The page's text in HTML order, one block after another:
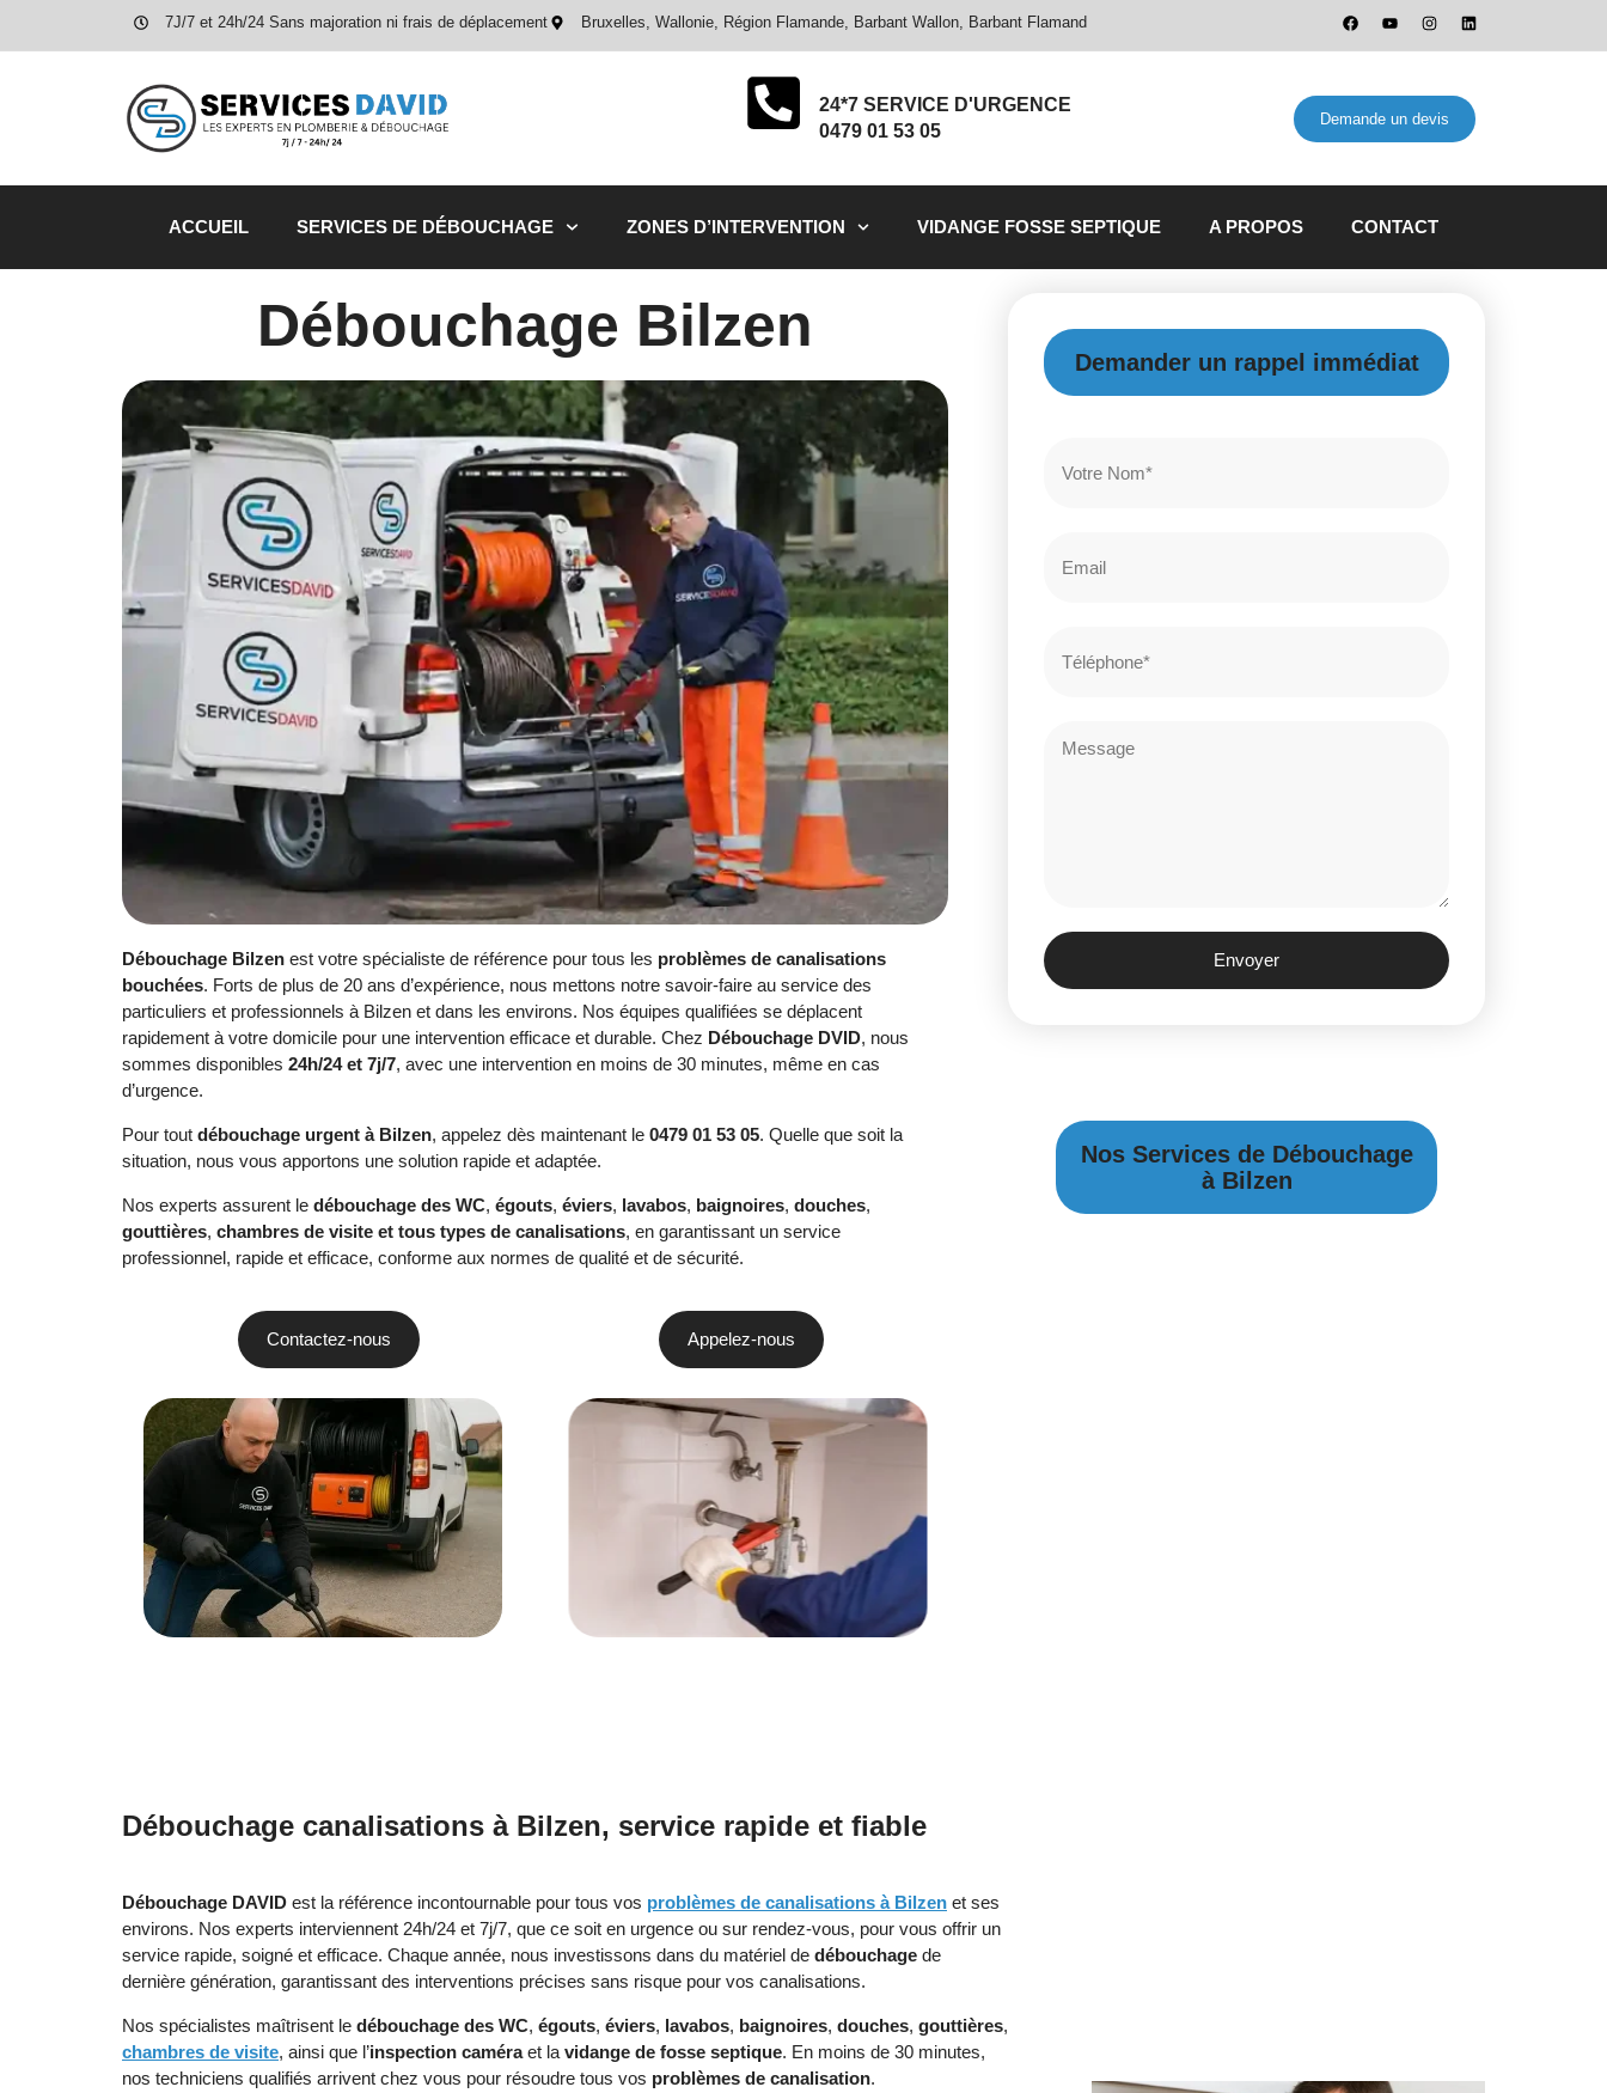
7J/7 et 24h/24 Sans majoration ni frais de déplacement Bruxelles, Wallonie, Région Flamande, Barbant Wallon, Barbant Flamand
24*7 SERVICE D'URGENCE
0479 01 53 05
Demande un devis
ACCUEIL SERVICES DE DÉBOUCHAGE ZONES D’INTERVENTION VIDANGE FOSSE SEPTIQUE A PROPOS CONTACT
Débouchage Bilzen
Débouchage Bilzen est votre spécialiste de référence pour tous les problèmes de canalisations
bouchées. Forts de plus de 20 ans d’expérience, nous mettons notre savoir-faire au service des
particuliers et professionnels à Bilzen et dans les environs. Nos équipes qualifiées se déplacent
rapidement à votre domicile pour une intervention efficace et durable. Chez Débouchage DVID, nous
sommes disponibles 24h/24 et 7j/7, avec une intervention en moins de 30 minutes, même en cas
d’urgence.
Pour tout débouchage urgent à Bilzen, appelez dès maintenant le 0479 01 53 05. Quelle que soit la
situation, nous vous apportons une solution rapide et adaptée.
Nos experts assurent le débouchage des WC, égouts, éviers, lavabos, baignoires, douches,
gouttières, chambres de visite et tous types de canalisations, en garantissant un service
professionnel, rapide et efficace, conforme aux normes de qualité et de sécurité.
Contactez-nous Appelez-nous
Demander un rappel immédiat
Envoyer
Nos Services de Débouchage
à Bilzen
Débouchage canalisations à Bilzen, service rapide et fiable
Débouchage DAVID est la référence incontournable pour tous vos problèmes de canalisations à Bilzen et ses
environs. Nos experts interviennent 24h/24 et 7j/7, que ce soit en urgence ou sur rendez-vous, pour vous offrir un
service rapide, soigné et efficace. Chaque année, nous investissons dans du matériel de débouchage de
dernière génération, garantissant des interventions précises sans risque pour vos canalisations.
Nos spécialistes maîtrisent le débouchage des WC, égouts, éviers, lavabos, baignoires, douches, gouttières,
chambres de visite, ainsi que l’inspection caméraet la vidange de fosse septique. En moins de 30 minutes,
nos techniciens qualifiés arrivent chez vous pour résoudre tous vos problèmes de canalisation.